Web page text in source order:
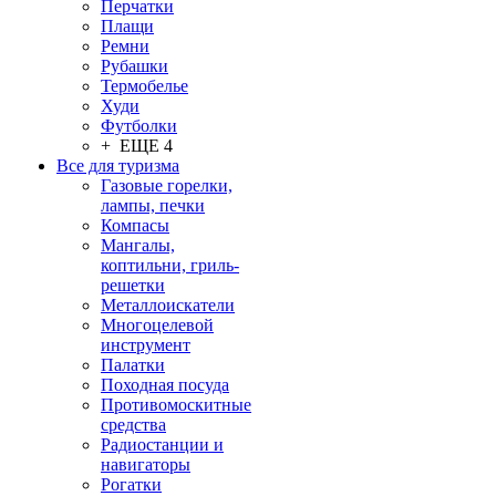
Перчатки
Плащи
Ремни
Рубашки
Термобелье
Худи
Футболки
+ ЕЩЕ 4
Все для туризма
Газовые горелки,
лампы, печки
Компасы
Мангалы,
коптильни, гриль-
решетки
Металлоискатели
Многоцелевой
инструмент
Палатки
Походная посуда
Противомоскитные
средства
Радиостанции и
навигаторы
Рогатки